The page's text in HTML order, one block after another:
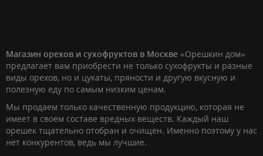
Магазин орехов и сухофруктов в Москве «Орешкин дом»
предлагает вам приобрести не только сухофрукты и разные
виды орехов, но и цукаты, пряности и другую вкусную и
полезную еду по самым низким ценам.
Мы продаем только качественную продукцию, которая не
имеет в своем составе вредных веществ. Каждый наш
орешек тщательно отобран и очищен. Именно поэтому у нас
нет конкурентов, ведь мы лучшие.